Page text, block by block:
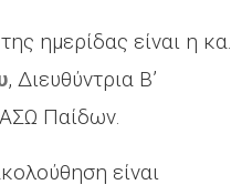
ημερίδας είναι η κα.
, Διευθύντρια Β’
Παίδων.
είναι